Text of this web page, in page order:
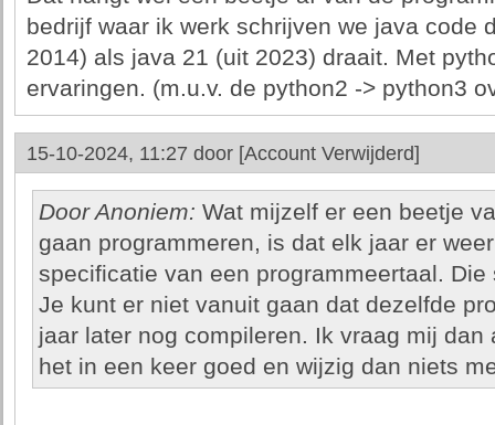
bedrijf waar ik werk schrijven we java code
2014) als java 21 (uit 2023) draait. Met
ervaringen. (m.u.v. de python2 -> python3
15-10-2024, 11:27 door [Account Verwijderd]
Door Anoniem: Wat mijzelf er een beetje
gaan programmeren, is dat elk jaar er
specificatie van een programmeertaal.
Je kunt er niet vanuit gaan dat dezelfde
jaar later nog compileren. Ik vraag mij dan
het in een keer goed en wijzig dan niets